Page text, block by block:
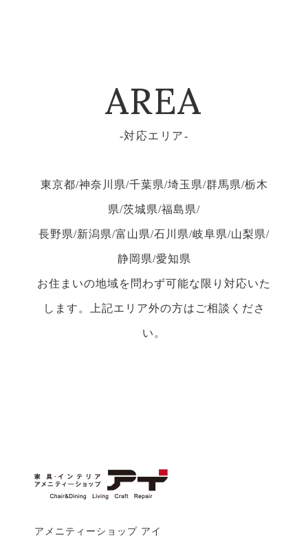
AREA
対応エリア
東京都/神奈川県/千葉県/埼玉県/群馬県/栃木
県/茨城県/福島県/
長野県/新潟県/富山県/石川県/岐阜県/山梨県/
静岡県/愛知県
お住まいの地域を問わず可能な限り対応いた
します。上記エリア外の方はご相談くださ
い。
アメニティーショップ アイ